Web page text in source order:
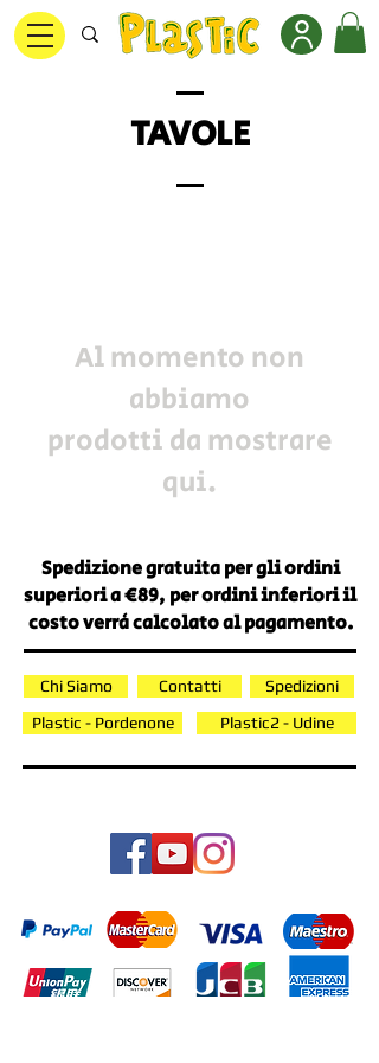
TAVOLE
Al momento non
abbiamo
prodotti da mostrare
qui.
Spedizione gratuita per gli ordini
superiori a €89, per ordini inferiori il
costo verrà calcolato al pagamento.
Chi Siamo Contatti
Spedizioni
Plastic - Pordenone
Plastic2 - Udine